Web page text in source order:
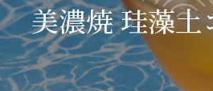
美濃焼 珪藻土